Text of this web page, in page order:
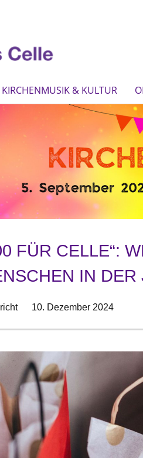
KIRCHENMUSIK & KULTUR
FÜR CELLE“:
IN DER
10. Dezember 2024